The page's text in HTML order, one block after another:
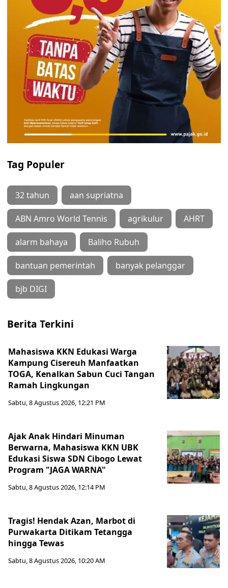
Tag Populer
32 tahun aan supriatna
ABN Amro World Tennis agrikulur AHRT
alarm bahaya Baliho Rubuh
bantuan pemerintah banyak pelanggar
bjb DIGI
Berita Terkini
Mahasiswa KKN Edukasi Warga
Kampung Cisereuh Manfaatkan
TOGA, Kenalkan Sabun Cuci Tangan
Ramah Lingkungan
Sabtu, 8 Agustus 2026, 12:21 PM
Ajak Anak Hindari Minuman
Berwarna, Mahasiswa KKN UBK
Edukasi Siswa SDN Cibogo Lewat
Program "JAGA WARNA"
Sabtu, 8 Agustus 2026, 12:14 PM
Tragis! Hendak Azan, Marbot di
Purwakarta Ditikam Tetangga
hingga Tewas
Sabtu, 8 Agustus 2026, 10:20 AM